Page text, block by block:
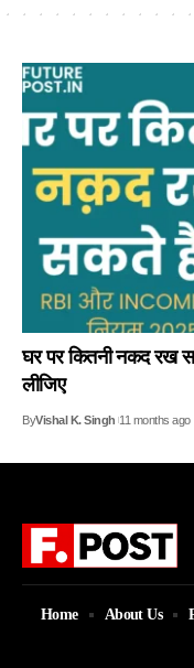
घर पर कितनी नकद रख
लीजिए
ByVishal K. Singh 11 months ago
Home About Us